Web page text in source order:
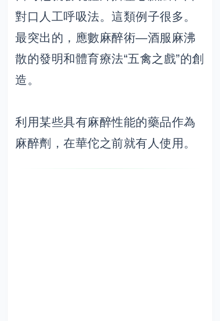
對口人工呼吸法。這類例子很多。
最突出的，應數麻醉術—酒服麻沸
散的發明和體育療法“五禽之戲”的創
造。
利用某些具有麻醉性能的藥品作為
麻醉劑，在華佗之前就有人使用。